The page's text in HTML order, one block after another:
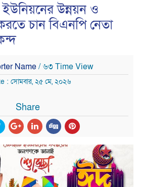
ইউনিয়নের উন্নয়ন ও
চান বিএনপি নেতা
Name/ ৬৩ Time View
: সোমবার, ২৫ মে, ২০২৬
Share